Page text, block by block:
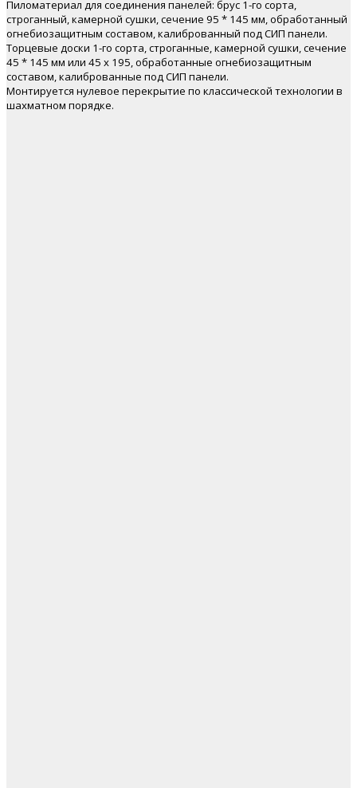
Пиломатериал для соединения панелей: брус 1-го сорта,
строганный, камерной сушки, сечение 95 * 145 мм, обработанный
огнебиозащитным составом, калиброванный под СИП панели.
Торцевые доски 1-го сорта, строганные, камерной сушки, сечение
45 * 145 мм или 45 х 195, обработанные огнебиозащитным
составом, калиброванные под СИП панели.
Монтируется нулевое перекрытие по классической технологии в
шахматном порядке.